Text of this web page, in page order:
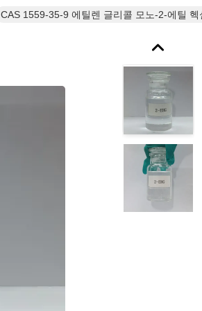
CAS 1559-35-9 에틸렌 글리콜 모노-2-에틸 헥